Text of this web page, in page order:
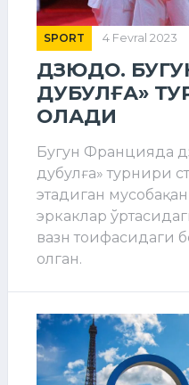
SPORT 4 Fevral 2023
ДЗЮДО.
ДУБУЛҒА»
ОЛАДИ
Бугун Францияда
дубулға» турнири
этадиган
эркаклар
вазн тоифасидаги
олган.